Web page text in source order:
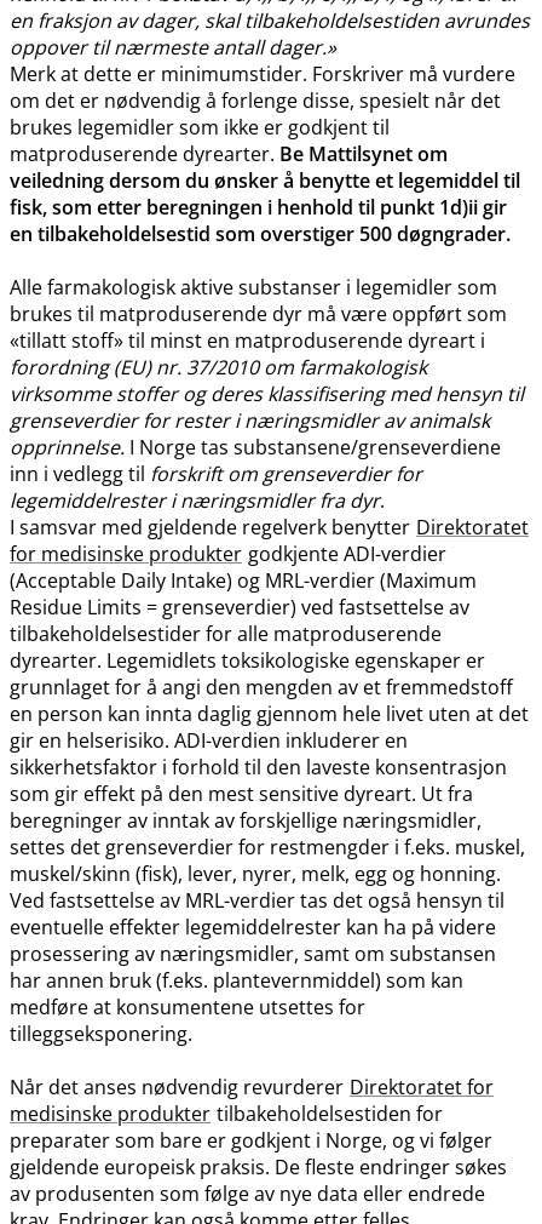
en fraksjon av dager, skal tilbakeholdelsestiden avrundes
oppover til nærmeste antall dager.»
Merk at dette er minimumstider. Forskriver må vurdere
om det er nødvendig å forlenge disse, spesielt når det
brukes legemidler som ikke er godkjent til
matproduserende dyrearter. Be Mattilsynet om
veiledning dersom du ønsker å benytte et legemiddel til
fisk, som etter beregningen i henhold til punkt 1d)ii gir
en tilbakeholdelsestid som overstiger 500 døgngrader.
Alle farmakologisk aktive substanser i legemidler som
brukes til matproduserende dyr må være oppført som
«tillatt stoff» til minst en matproduserende dyreart i
forordning (EU) nr. 37/2010 om farmakologisk
virksomme stoffer og deres klassifisering med hensyn til
grenseverdier for rester i næringsmidler av animalsk
opprinnelse. I Norge tas substansene​/​grenseverdiene
inn i vedlegg til forskrift om grenseverdier for
legemiddelrester i næringsmidler fra dyr.
I samsvar med gjeldende regelverk benytter Direktoratet
for medisinske produkter godkjente ADI-verdier
(Acceptable Daily Intake) og MRL-verdier (Maximum
Residue Limits = grenseverdier) ved fastsettelse av
tilbakeholdelsestider for alle matproduserende
dyrearter. Legemidlets toksikologiske egenskaper er
grunnlaget for å angi den mengden av et fremmedstoff
en person kan innta daglig gjennom hele livet uten at det
gir en helserisiko. ADI-verdien inkluderer en
sikkerhetsfaktor i forhold til den laveste konsentrasjon
som gir effekt på den mest sensitive dyreart. Ut fra
beregninger av inntak av forskjellige næringsmidler,
settes det grenseverdier for restmengder i f.eks. muskel,
muskel​/​skinn (fisk), lever, nyrer, melk, egg og honning.
Ved fastsettelse av MRL-verdier tas det også hensyn til
eventuelle effekter legemiddelrester kan ha på videre
prosessering av næringsmidler, samt om substansen
har annen bruk (f.eks. plantevernmiddel) som kan
medføre at konsumentene utsettes for
tilleggseksponering.
Når det anses nødvendig revurderer Direktoratet for
medisinske produkter tilbakeholdelsestiden for
preparater som bare er godkjent i Norge, og vi følger
gjeldende europeisk praksis. De fleste endringer søkes
av produsenten som følge av nye data eller endrede